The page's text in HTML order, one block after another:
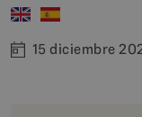
15 diciembre